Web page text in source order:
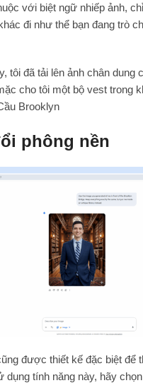
với biệt ngữ nhiếp ảnh,
đi như thể bạn đang trò
tôi đã tải lên ảnh chân dung
cho tôi một bộ vest trong
Brooklyn
phông nền
được thiết kế đặc biệt để
dụng tính năng này, hãy